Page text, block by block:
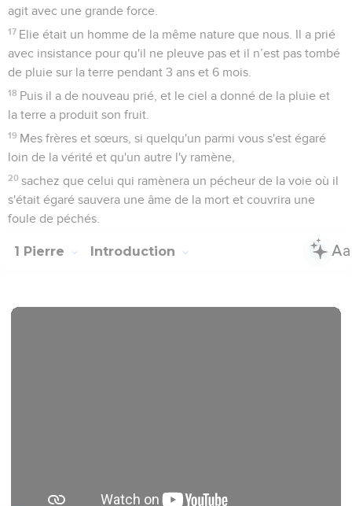
agit avec une grande force.
17 Elie était un homme de la même nature que nous. Il a prié
avec insistance pour qu'il ne pleuve pas et il n’est pas tombé
de pluie sur la terre pendant 3 ans et 6 mois.
18 Puis il a de nouveau prié, et le ciel a donné de la pluie et
la terre a produit son fruit.
19 Mes frères et sœurs, si quelqu'un parmi vous s'est égaré
loin de la vérité et qu'un autre l'y ramène,
20 sachez que celui qui ramènera un pécheur de la voie où il
s'était égaré sauvera une âme de la mort et couvrira une
foule de péchés.
1 Pierre Introduction